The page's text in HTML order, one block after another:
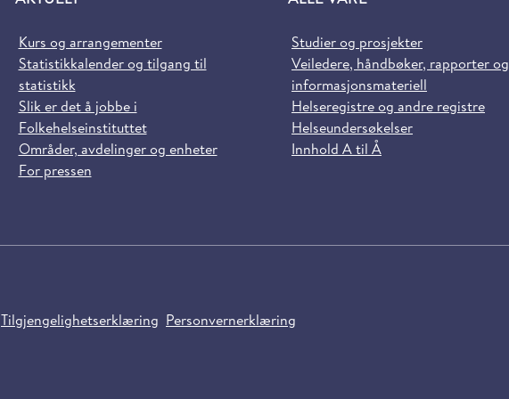
Kurs og arrangementer
Statistikkalender og tilgang til
statistikk
Slik er det å jobbe i
Folkehelseinstituttet
Områder, avdelinger og enheter
For pressen
Studier og prosjekter
Veiledere, håndbøker, rapporter og
informasjonsmateriell
Helseregistre og andre registre
Helseundersøkelser
Innhold A til Å
Tilgjengelighetserklæring Personvernerklæring